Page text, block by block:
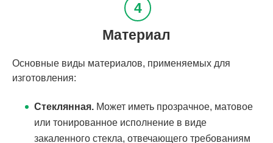
Материал
Основные виды материалов, применяемых для
изготовления:
Стеклянная. Может иметь прозрачное, матовое
или тонированное исполнение в виде
закаленного стекла, отвечающего требованиям